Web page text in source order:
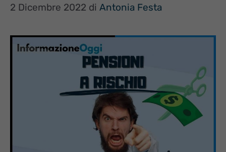
2 Dicembre 2022 di Antonia Festa